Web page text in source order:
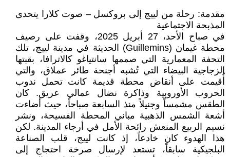
مقدمة: رحلة من لييج إلى بروكسل – صوت كلارا يتحدى
المذبحة الاجتماعية
في صباح الأحد، 27 أبريل 2025، وقفت على رصيف
محطة غيمان (Guillemins) الحديثة في مدينة لييج، تلك
التحفة المعمارية التي صممها سانتياغو كالاترافا، بقبتها
الزجاجية البيضاء التي تُشبه أجنحة طائر عملاق، والتي
أُقيمت على أنقاض محطة قديمة كانت تحمل ندوب
الحروب الأوروبية وذاكرة نضال عمالي عريق. كان
الطقس مشمساً وجنيلاً منذ السابعة صباحاً، حيث أضاءت
أشعة الشمس الذهبية مباني المحطة الفسيحة، ونشر
نسيم الربيع المنعش رائحة الأمل في أرجاء المدينة. لكن
هذا الهدوء كان خادعاً، إذ كانت لييج، قلب الصناعة
البلجيكية سابقاً، تستعد لإرسال صرخة احتجاج إلى